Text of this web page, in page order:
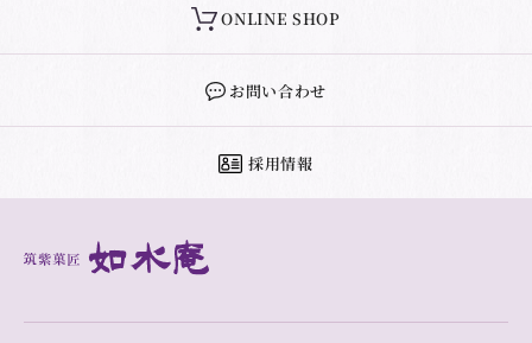
ONLINE SHOP
お問い合わせ
採用情報